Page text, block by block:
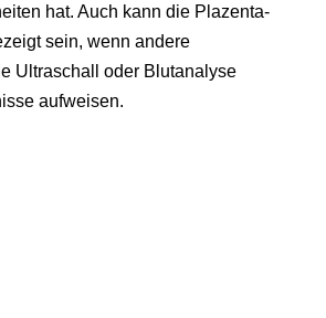
hat. Auch kann die Plazenta-
sein, wenn andere
Ultraschall oder Blutanalyse
aufweisen.